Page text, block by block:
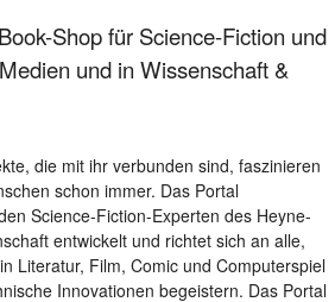
Shop für Science-Fiction und
und in Wissenschaft &
die mit ihr verbunden sind, faszinieren
schon immer. Das Portal
Science-Fiction-Experten des Heyne-
entwickelt und richtet sich an alle,
Literatur, Film, Comic und Computerspiel
Innovationen begeistern. Das Portal